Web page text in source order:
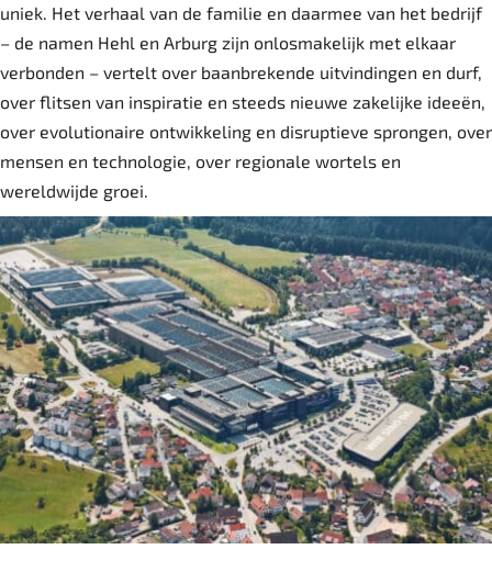
uniek. Het verhaal van de familie en daarmee van het bedrijf
– de namen Hehl en Arburg zijn onlosmakelijk met elkaar
verbonden – vertelt over baanbrekende uitvindingen en durf,
over flitsen van inspiratie en steeds nieuwe zakelijke ideeën,
over evolutionaire ontwikkeling en disruptieve sprongen, over
mensen en technologie, over regionale wortels en
wereldwijde groei.